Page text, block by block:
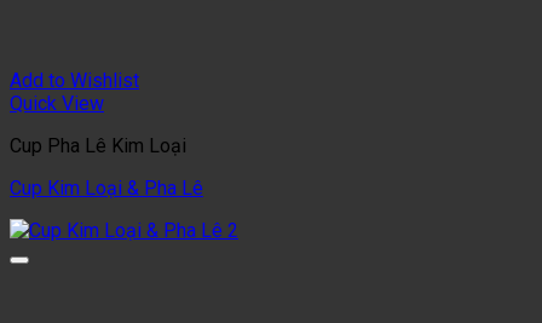
Add to Wishlist
Quick View
Cup Pha Lê Kim Loại
Cup Kim Loại & Pha Lê